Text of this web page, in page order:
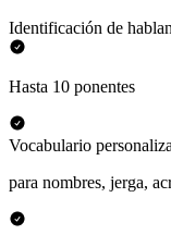
Identificación de
Hasta 10 ponentes
Vocabulario
para nombres, jerga,